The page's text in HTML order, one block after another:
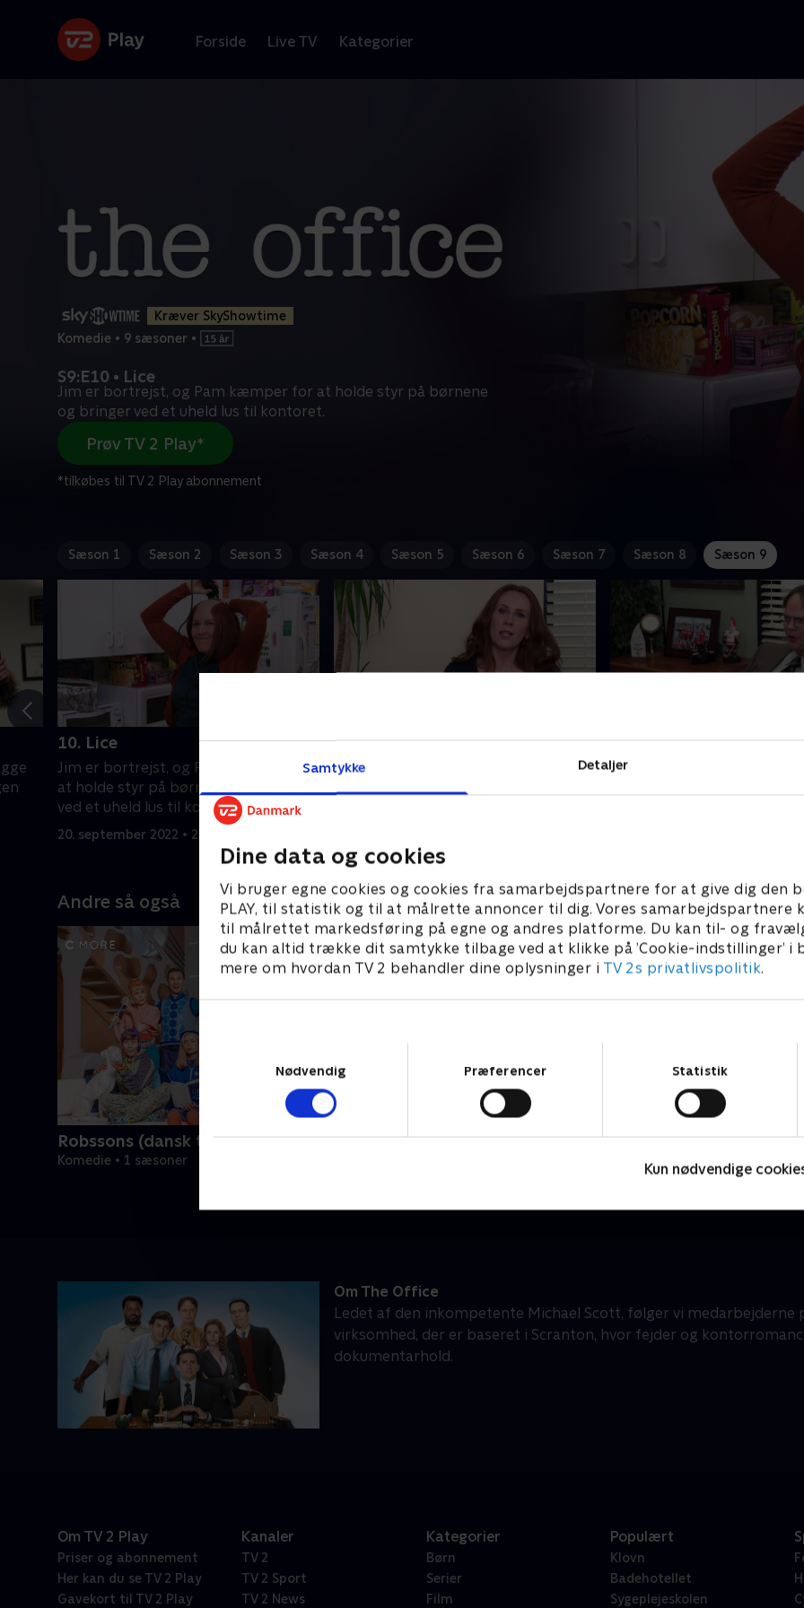
Samtykke Detaljer
Dine data og cookies
Vi bruger egne cookies og cookies fra samarbejdspartnere for at give dig den
PLAY, til statistik og til at målrette annoncer til dig. Vores samarbejdspartnere
til målrettet markedsføring på egne og andres platforme. Du kan til- og
du kan altid trække dit samtykke tilbage ved at klikke på ’Cookie-indstillinger’ i
mere om hvordan TV 2 behandler dine oplysninger i TV 2s privatlivspolitik.
Nødvendig
Præferencer Statistik
Kun nødvendige
Forside Live TV Kategorier
Kræver SkyShowtime
Komedie • 9 sæsoner •
S9:E10 • Lice
Jim er bortrejst, og Pam kæmper for at holde styr på børnene
og bringer ved et uheld lus til kontoret.
Prøv TV 2 Play*
*tilkøbes til TV 2 Play abonnement
Sæson 1 Sæson 2 Sæson 3 Sæson 4 Sæson 5 Sæson 6 Sæson 7 Sæson 8 Sæson 9
10. Lice
Jim er bortrejst, og Pam kæmper for
at holde styr på børnene og bringer
ved et uheld lus til kontoret.
20. september 2022 • 21 min
12. Customer Loyalty
Dwight prøver at få Darryl til at blive,
mens Jim og Pam skændes om Ceces
Dwight får Clark til at søge
Andre så også
Robssons (dansk tale)
Komedie • 1 sæsoner
Om The Office
Ledet af den inkompetente Michael Scott, følger vi
virksomhed, der er baseret i Scranton, hvor fejder og
dokumentarhold.
Om TV 2 Play
Priser og abonnement
Her kan du se TV 2 Play
Gavekort til TV 2 Play
Kanaler
TV 2
TV 2 Sport
TV 2 News
Kategorier
Børn
Serier
Film
Populært
Klovn
Badehotellet
Sygeplejeskolen